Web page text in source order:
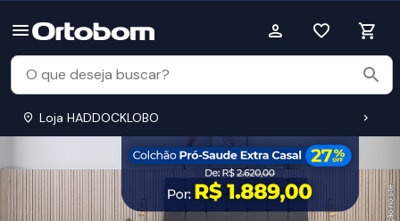
Loja HADDOCKLOBO